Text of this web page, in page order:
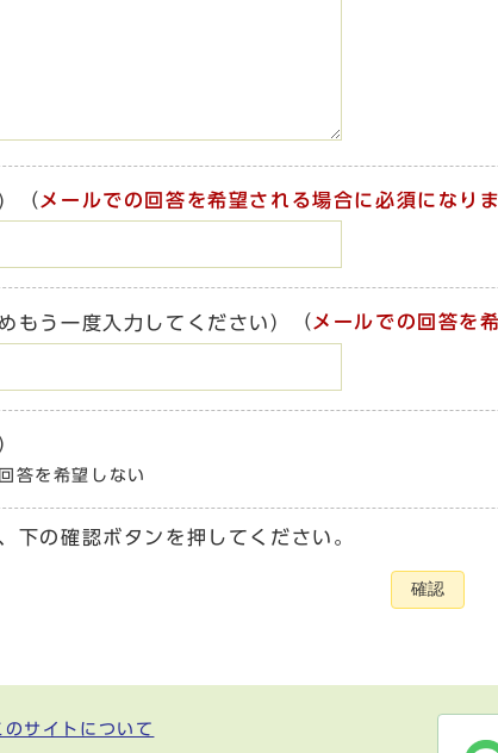
（ メールでの回答を希望される場合に必須になり
もう一度入力してください） （ メールでの回答を
）
回答を希望しない
下の確認ボタンを押してください。
確認
のサイトについて